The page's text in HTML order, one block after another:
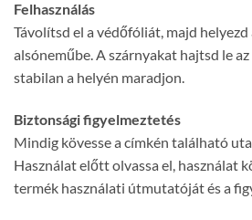
Felhasználás
Távolítsd el a védőfóliát, majd
alsóneműbe. A szárnyakat hajtsd le
stabilan a helyén maradjon.
Biztonsági figyelmeztetés
Mindig kövesse a címkén található
Használat előtt olvassa el, használat
termék használati útmutatóját és a